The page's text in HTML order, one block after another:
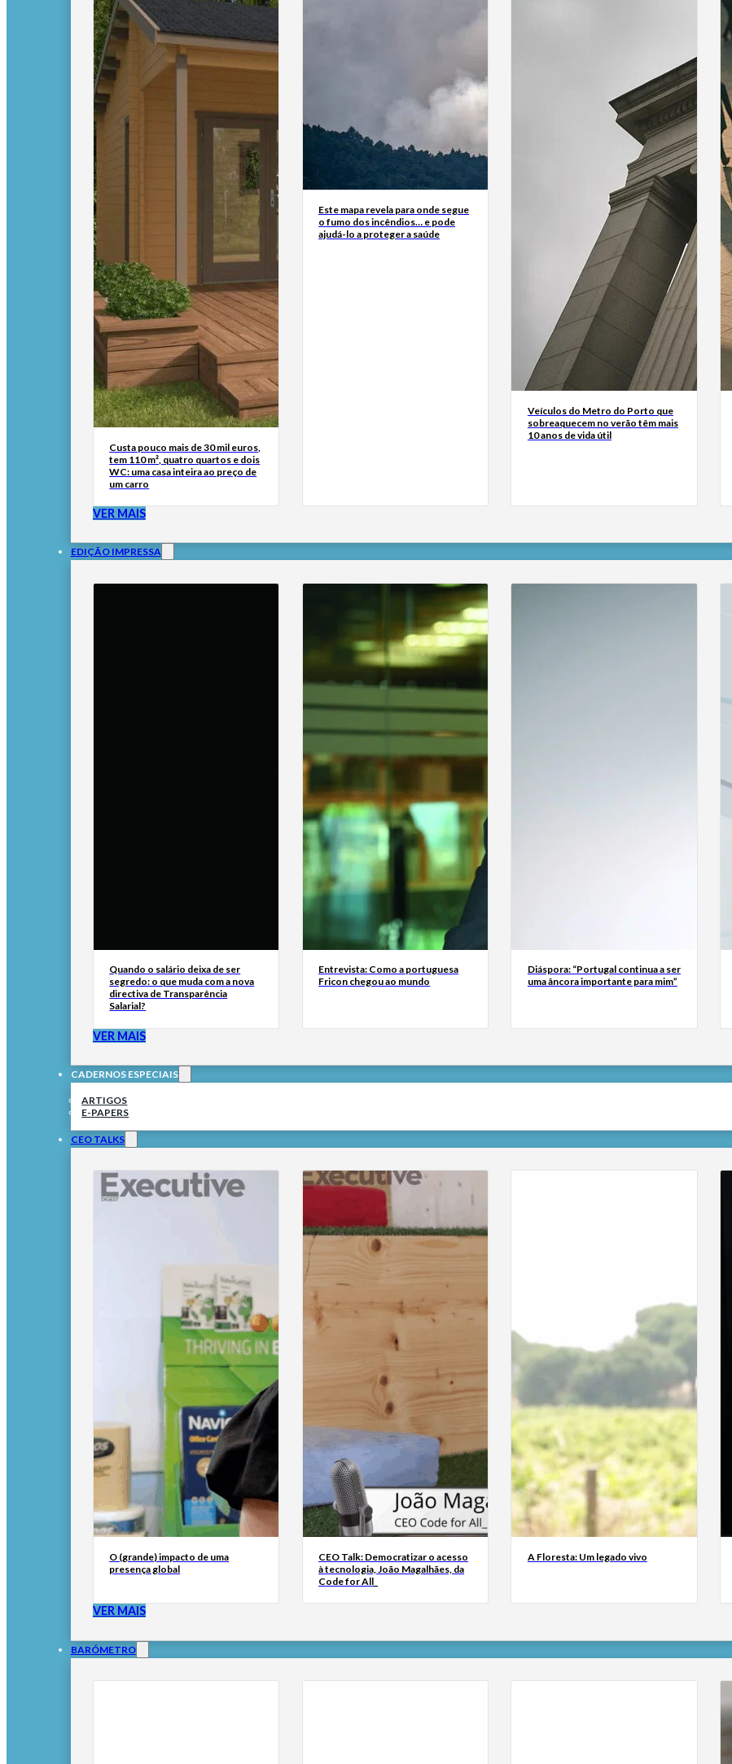
Custa pouco mais de 30 mil euros,
tem 110 m², quatro quartos e dois
WC: uma casa inteira ao preço de
um carro
Este mapa revela para onde segue
o fumo dos incêndios… e pode
ajudá-lo a proteger a saúde
Veículos do Metro do Porto que
sobreaquecem no verão têm mais
10 anos de vida útil
VER MAIS
EDIÇÃO IMPRESSA
Quando o salário deixa de ser
segredo: o que muda com a nova
directiva de Transparência
Salarial?
Entrevista: Como a portuguesa
Fricon chegou ao mundo
Diáspora: “Portugal continua a ser
uma âncora importante para mim”
VER MAIS
CADERNOS ESPECIAIS
ARTIGOS
E-PAPERS
CEO TALKS
O (grande) impacto de uma
presença global
CEO Talk: Democratizar o acesso
à tecnologia, João Magalhães, da
Code for All_
A Floresta: Um legado vivo
VER MAIS
BARÓMETRO